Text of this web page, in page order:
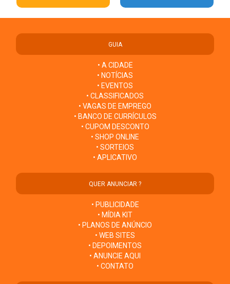
GUIA
• A CIDADE
• NOTÍCIAS
• EVENTOS
• CLASSIFICADOS
• VAGAS DE EMPREGO
• BANCO DE CURRÍCULOS
• CUPOM DESCONTO
• SHOP ONLINE
• SORTEIOS
• APLICATIVO
QUER ANUNCIAR ?
• PUBLICIDADE
• MÍDIA KIT
• PLANOS DE ANÚNCIO
• WEB SITES
• DEPOIMENTOS
• ANUNCIE AQUI
• CONTATO